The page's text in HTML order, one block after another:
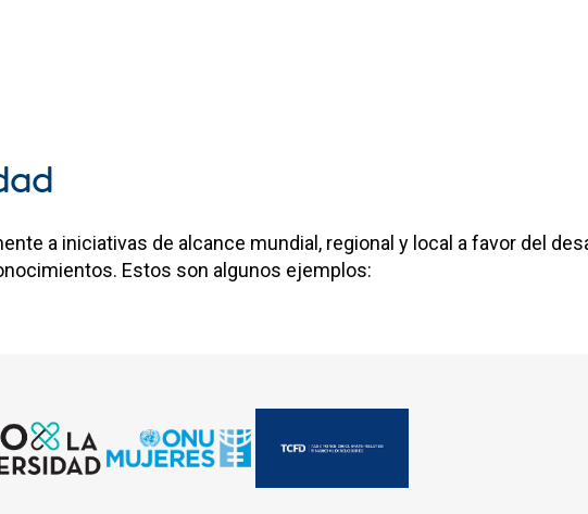
a iniciativas de alcance mundial, regional y local a favor del
Estos son algunos ejemplos: